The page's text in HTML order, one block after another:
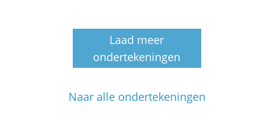
Laad meer
ondertekeningen
Naar alle ondertekeningen